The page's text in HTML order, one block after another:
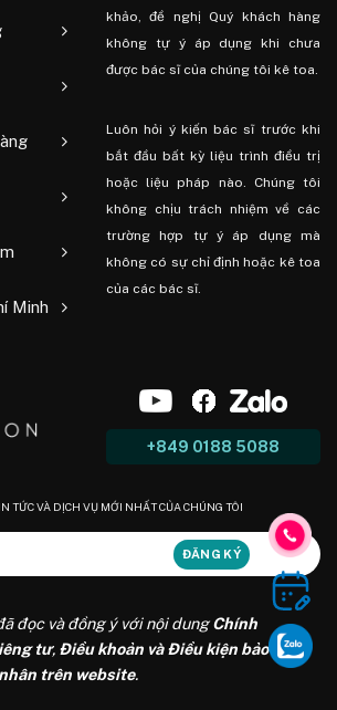
Minh
khảo, đề nghị Quý khách hàng
không tự ý áp dụng khi chưa
được bác sĩ của chúng tôi kê toa.
Luôn hỏi ý kiến ​​bác sĩ trước khi
bắt đầu bất kỳ liệu trình điều trị
hoặc liệu pháp nào. Chúng tôi
không chịu trách nhiệm về các
trường hợp tự ý áp dụng mà
không có sự chỉ định hoặc kê toa
của các bác sĩ.
+849 0188 5088
TỨC VÀ DỊCH VỤ MỚI NHẤT CỦA CHÚNG TÔI
đọc và đồng ý với nội dungChính
tư, Điều khoản và Điều kiện bảo
trên website.